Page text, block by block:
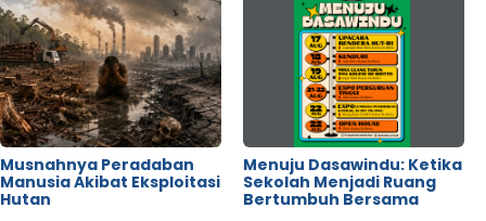
Musnahnya Peradaban
Manusia Akibat Eksploitasi
Hutan
Menuju Dasawindu: Ketika
Sekolah Menjadi Ruang
Bertumbuh Bersama